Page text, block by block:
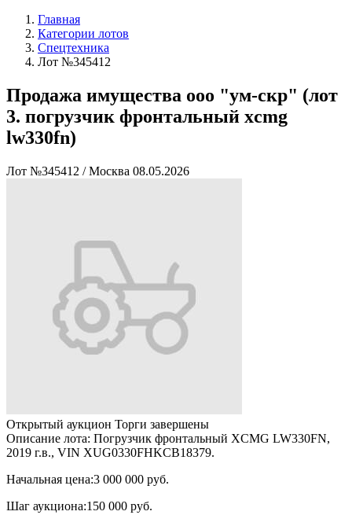
Главная
Категории лотов
Спецтехника
Лот №345412
Продажа имущества ооо "ум-скр" (лот
3. погрузчик фронтальный xcmg
lw330fn)
Лот №345412 / Москва 08.05.2026
Открытый аукцион Торги завершены
Описание лота: Погрузчик фронтальный XCMG LW330FN,
2019 г.в., VIN XUG0330FHKCB18379.
Начальная цена:3 000 000 руб.
Шаг аукциона:150 000 руб.